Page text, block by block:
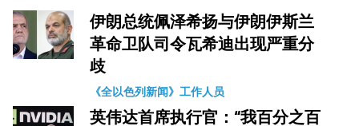
伊朗总统佩泽希扬与伊朗伊斯兰
革命卫队司令瓦希迪出现严重分
歧
《全以色列新闻》工作人员
英伟达首席执行官：“我百分之百